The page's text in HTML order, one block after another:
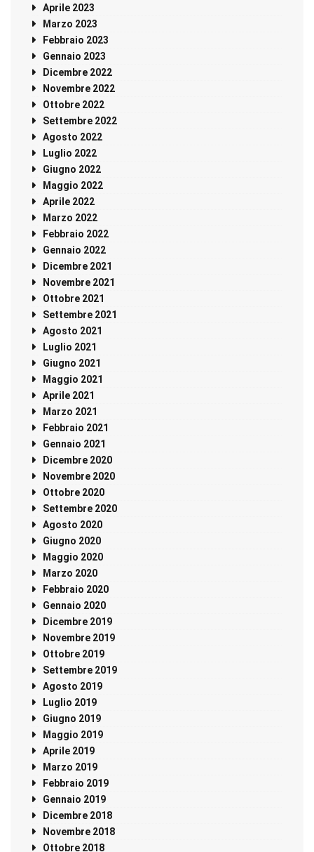
Aprile 2023
Marzo 2023
Febbraio 2023
Gennaio 2023
Dicembre 2022
Novembre 2022
Ottobre 2022
Settembre 2022
Agosto 2022
Luglio 2022
Giugno 2022
Maggio 2022
Aprile 2022
Marzo 2022
Febbraio 2022
Gennaio 2022
Dicembre 2021
Novembre 2021
Ottobre 2021
Settembre 2021
Agosto 2021
Luglio 2021
Giugno 2021
Maggio 2021
Aprile 2021
Marzo 2021
Febbraio 2021
Gennaio 2021
Dicembre 2020
Novembre 2020
Ottobre 2020
Settembre 2020
Agosto 2020
Giugno 2020
Maggio 2020
Marzo 2020
Febbraio 2020
Gennaio 2020
Dicembre 2019
Novembre 2019
Ottobre 2019
Settembre 2019
Agosto 2019
Luglio 2019
Giugno 2019
Maggio 2019
Aprile 2019
Marzo 2019
Febbraio 2019
Gennaio 2019
Dicembre 2018
Novembre 2018
Ottobre 2018